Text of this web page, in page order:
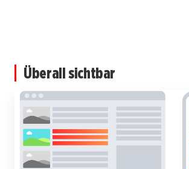
Überall sichtbar